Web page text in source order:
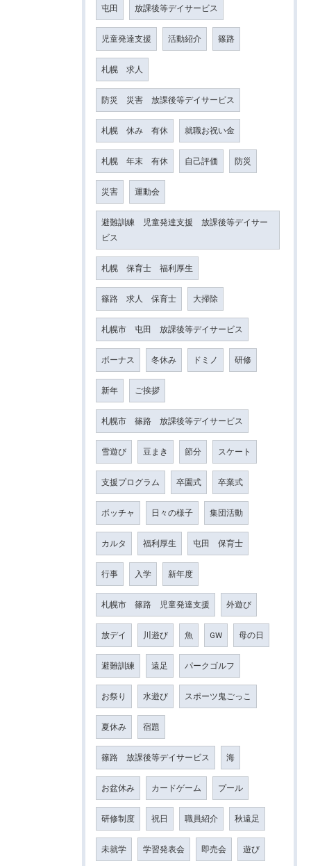
屯田 放課後等デイサービス
児童発達支援 活動紹介 篠路
札幌 求人
防災 災害 放課後等デイサービス
札幌 休み 有休 就職お祝い金
札幌 年末 有休 自己評価 防災
災害 運動会
避難訓練 児童発達支援 放課後等デイサー
ビス
札幌 保育士 福利厚生
篠路 求人 保育士 大掃除
札幌市 屯田 放課後等デイサービス
ボーナス 冬休み ドミノ 研修
新年 ご挨拶
札幌市 篠路 放課後等デイサービス
雪遊び 豆まき 節分 スケート
支援プログラム 卒園式 卒業式
ボッチャ 日々の様子 集団活動
カルタ 福利厚生 屯田 保育士
行事 入学 新年度
札幌市 篠路 児童発達支援 外遊び
放デイ 川遊び 魚 GW 母の日
避難訓練 遠足 パークゴルフ
お祭り 水遊び スポーツ鬼ごっこ
夏休み 宿題
篠路 放課後等デイサービス 海
お盆休み カードゲーム プール
研修制度 祝日 職員紹介 秋遠足
未就学 学習発表会 即売会 遊び